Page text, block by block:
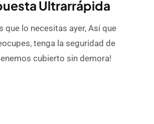
Ultrarrápida
que lo necesitas ayer, Así que
tenga la seguridad de
cubierto sin demora!